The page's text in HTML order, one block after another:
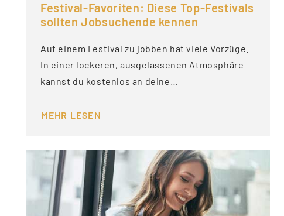
Festival-Favoriten: Diese Top-Festivals
sollten Jobsuchende kennen
Auf einem Festival zu jobben hat viele Vorzüge.
In einer lockeren, ausgelassenen Atmosphäre
kannst du kostenlos an deine…
MEHR LESEN